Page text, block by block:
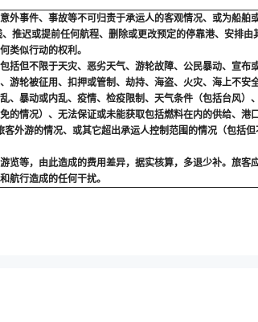
事件、事故等不可归责于承运人的客观情况、或为船舶
推迟或提前任何航程、删除或更改预定的停靠港、安排由
类似行动的权利。
但不限于天灾、恶劣天气、游轮故障、公民暴动、宣布
轮被征用、扣押或管制、劫持、海盗、火灾、海上不安
暴动或内乱、疫情、检疫限制、天气条件（包括台风）
情况）、无法保证或未能获取包括燃料在内的供给、港
外游的情况、或其它超出承运人控制范围的情况（包括
等，由此造成的费用差异，据实核算，多退少补。旅客
航行造成的任何干扰。